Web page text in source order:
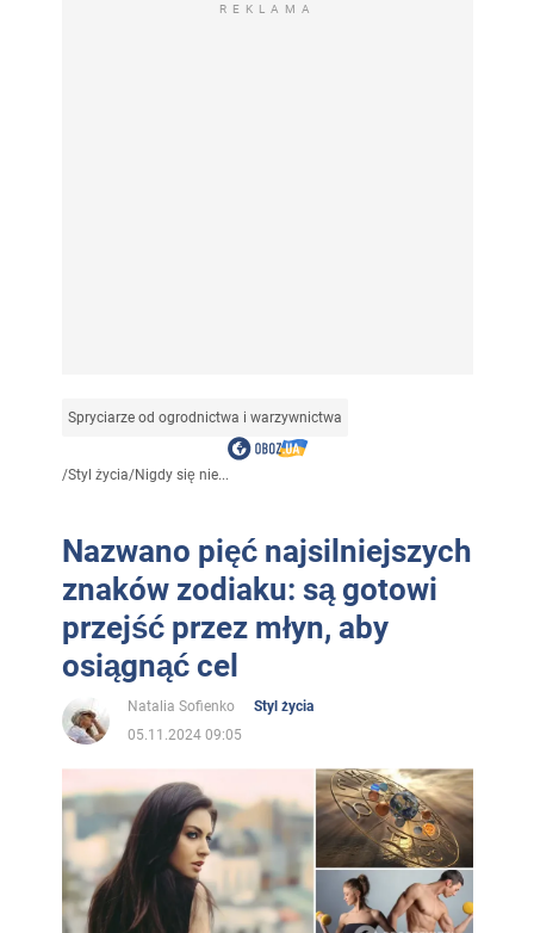
REKLAMA
Spryciarze od ogrodnictwa i warzywnictwa
/Styl życia/Nigdy się nie...
Nazwano pięć najsilniejszych
znaków zodiaku: są gotowi
przejść przez młyn, aby
osiągnąć cel
Natalia Sofienko
Styl życia
05.11.2024 09:05